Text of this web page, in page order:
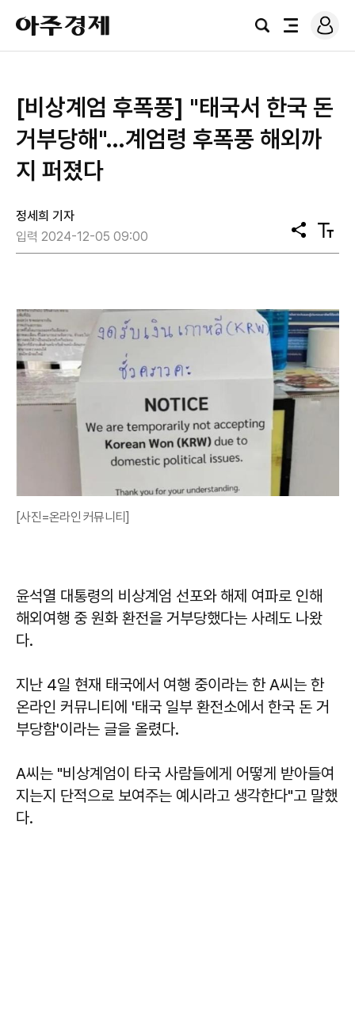
아
주
경
검
전
로
그
[비상계엄 후폭풍] "태국서 한국 돈
거부당해"…계엄령 후폭풍 해외까
지 퍼졌다
정세희 기자
입력 2024-12-05 09:00
공
유
텍
스
[사진=온라인 커뮤니티]
윤석열 대통령의 비상계엄 선포와 해제 여파로 인해
해외여행 중 원화 환전을 거부당했다는 사례도 나왔
다.
지난 4일 현재 태국에서 여행 중이라는 한 A씨는 한
온라인 커뮤니티에 '태국 일부 환전소에서 한국 돈 거
부당함'이라는 글을 올렸다.
A씨는 "비상계엄이 타국 사람들에게 어떻게 받아들여
지는지 단적으로 보여주는 예시라고 생각한다"고 말했
다.